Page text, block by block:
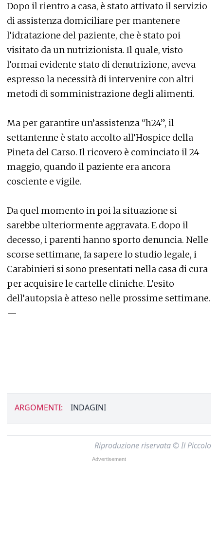
Dopo il rientro a casa, è stato attivato il servizio
di assistenza domiciliare per mantenere
l’idratazione del paziente, che è stato poi
visitato da un nutrizionista. Il quale, visto
l’ormai evidente stato di denutrizione, aveva
espresso la necessità di intervenire con altri
metodi di somministrazione degli alimenti.
Ma per garantire un’assistenza “h24”, il
settantenne è stato accolto all’Hospice della
Pineta del Carso. Il ricovero è cominciato il 24
maggio, quando il paziente era ancora
cosciente e vigile.
Da quel momento in poi la situazione si
sarebbe ulteriormente aggravata. E dopo il
decesso, i parenti hanno sporto denuncia. Nelle
scorse settimane, fa sapere lo studio legale, i
Carabinieri si sono presentati nella casa di cura
per acquisire le cartelle cliniche. L’esito
dell’autopsia è atteso nelle prossime settimane.
—
ARGOMENTI: INDAGINI
Riproduzione riservata © Il Piccolo